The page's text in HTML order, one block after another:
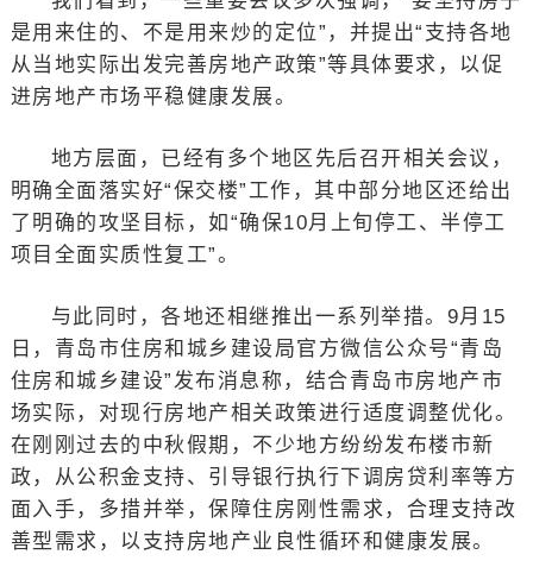
是用来住的、不是用来炒的定位”，并提出“支持各地
从当地实际出发完善房地产政策”等具体要求，以促
进房地产市场平稳健康发展。
地方层面，已经有多个地区先后召开相关会议，
明确全面落实好“保交楼”工作，其中部分地区还给出
了明确的攻坚目标，如“确保10月上旬停工、半停工
项目全面实质性复工”。
与此同时，各地还相继推出一系列举措。9月15
日，青岛市住房和城乡建设局官方微信公众号“青岛
住房和城乡建设”发布消息称，结合青岛市房地产市
场实际，对现行房地产相关政策进行适度调整优化。
在刚刚过去的中秋假期，不少地方纷纷发布楼市新
政，从公积金支持、引导银行执行下调房贷利率等方
面入手，多措并举，保障住房刚性需求，合理支持改
善型需求，以支持房地产业良性循环和健康发展。